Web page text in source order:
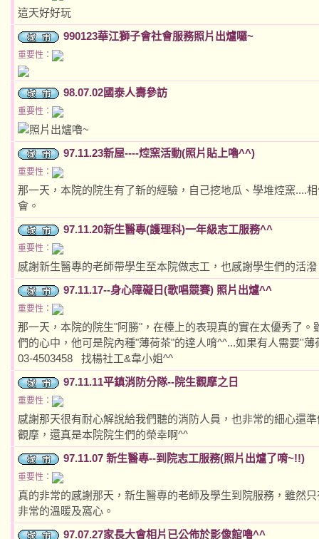
這天好好玩
990123華江獅子會社會服務照片出爐囉~
重要性：
98.07.02國泰人壽參訪
重要性：
照片出爐嚕~
97.11.23新屋----焢窯活動(照片貼上嚕^^)
重要性：
那一天，本院的院生有了新的經驗，自己挖地瓜、學堆焢窯....
會。
97.11.20新生醫專(護理科)一年級志工服務^^
重要性：
感謝新生醫專的老師帶學生至本院做志工，也感謝學生們的活
97.11.17--身心障礙日(歌唱競賽) 照片出爐^^
重要性：
那一天，本院的院生"阿勝"，在檯上的表現真的實在太優秀了
們的心中，他可是院內種"薄荷茶"的達人唷^^...如果有人需要''
03-4503458 找楊社工&韋小姐^^
97.11.11平鎮消防分隊--院生觀摩之日
重要性：
感謝那天很有耐心解說給我們聽的消防人員，也非常的細心還
觀摩，還真是本院院生們的榮幸啊^^
97.11.07 新生醫專--到院志工服務(照片出爐了唷~!!)
重要性：
真的非常的感謝那天，新生醫專的老師及學生到院服務，雖然
非常的溫暖及窩心。
97.07.27家長大會相片已公佈於影像館嚕^^